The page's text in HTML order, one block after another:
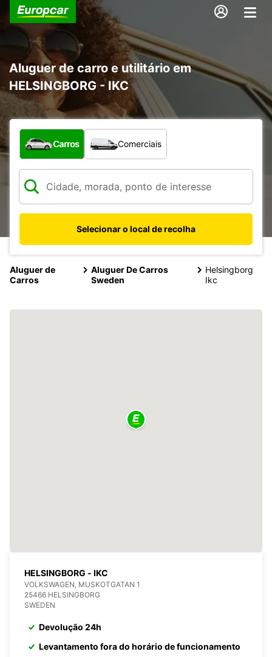
Aluguer de carro e utilitário em
HELSINGBORG - IKC
Que tipo de veículo pretende?
Carros Comerciais
Selecionar o local de recolha
Aluguer de
Carros
Aluguer De Carros
Sweden
Helsingborg
Ikc
HELSINGBORG - IKC
VOLKSWAGEN, MUSKOTGATAN 1
25466 HELSINGBORG
SWEDEN
Devolução 24h
Levantamento fora do horário de funcionamento